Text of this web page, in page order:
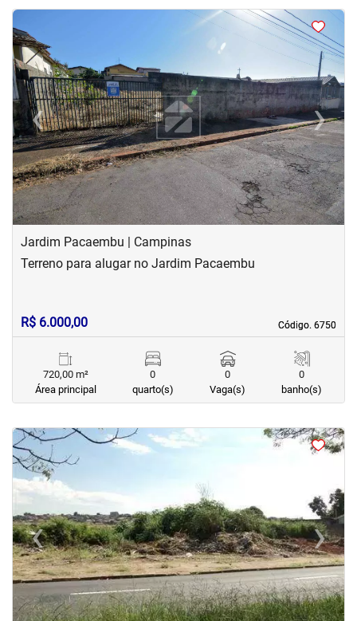
<
‹Previous ›Next
Jardim Pacaembu | Campinas
Código. 6750
Código. 6750
Terreno para alugar no Jardim Pacaembu
R$ 6.000,00
720,00 m²
Área principal
0
quarto(s)
0
Vaga(s)
0
banho(s)
<<<<
‹Previous ›Next